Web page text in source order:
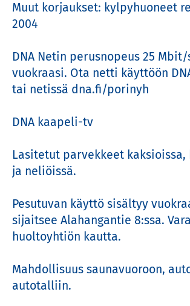
Muut korjaukset: kylpyhuoneet
2004
DNA Netin perusnopeus 25
vuokraasi. Ota netti käyttöön
tai netissä dna.fi/porinyh
DNA kaapeli-tv
Lasitetut parvekkeet kaksioissa,
ja neliöissä.
Pesutuvan käyttö sisältyy
sijaitsee Alahangantie 8:ssa.
huoltoyhtiön kautta.
Mahdollisuus saunavuoroon,
autotalliin.